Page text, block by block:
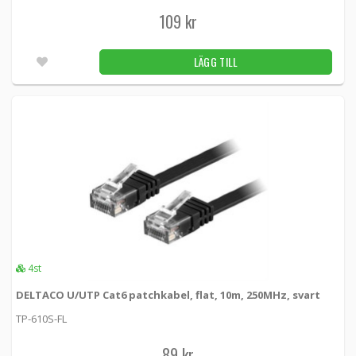
109 kr
LÄGG TILL
4st
DELTACO U/UTP Cat6 patchkabel, flat, 10m, 250MHz, svart
TP-610S-FL